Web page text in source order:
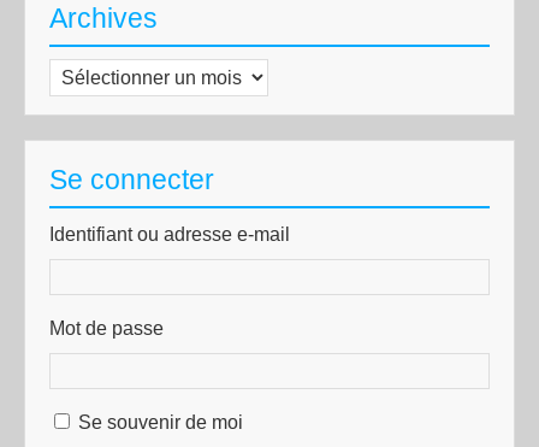
Archives
Archives
Se connecter
Identifiant ou adresse e-mail
Mot de passe
Se souvenir de moi